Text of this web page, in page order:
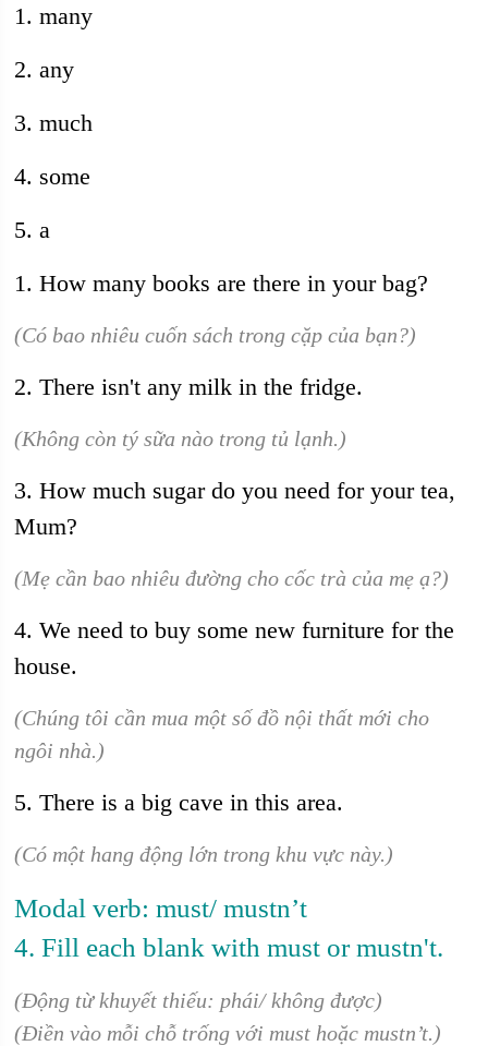
1. many
2. any
3. much
4. some
5. a
1. How many books are there in your bag?
(Có bao nhiêu cuốn sách trong cặp của bạn?)
2. There isn't any milk in the fridge.
(Không còn tý sữa nào trong tủ lạnh.)
3. How much sugar do you need for your tea,
Mum?
(Mẹ cần bao nhiêu đường cho cốc trà của mẹ ạ?)
4. We need to buy some new furniture for the
house.
(Chúng tôi cần mua một số đồ nội thất mới cho
ngôi nhà.)
5. There is a big cave in this area.
(Có một hang động lớn trong khu vực này.)
Modal verb: must/ mustn’t
4. Fill each blank with must or mustn't.
(Động từ khuyết thiếu: phái/ không được)
(Điền vào mỗi chỗ trống với must hoặc mustn’t.)